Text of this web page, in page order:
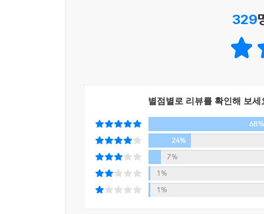
이 책은 사회 심리학을 편한 에세이로 풀어내
직장 동료의 이야기, 친구의 직장 동료의 가족의
흙수저로 나누는 사람들에 대한 이야기를 통해
우리는 왜 이런 현실 속에 자신을 내동댕이치는
무엇인지, 차별과 모욕으로 우리가 얻는 것은 무
책을 통해, 우리 스스로 무언가 단단히 잘못한 사
고개를 들라고, 그럴 필요 없다고. 그리고 나와 타
329
별점별로 리뷰를 확인해 보세
68%
24%
7%
1%
1%